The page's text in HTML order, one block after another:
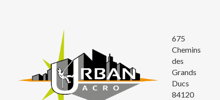
675
Chemins
des
Grands
Ducs
84120